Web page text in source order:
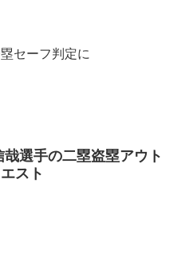
セーフ判定に
選手の二塁盗塁アウト
スト